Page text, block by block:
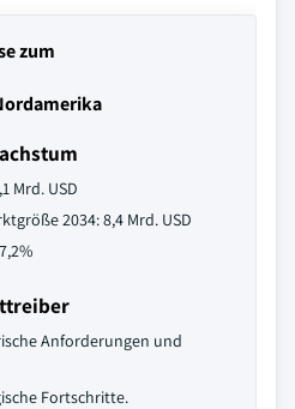
zum
Mrd. USD
2034: 8,4 Mrd. USD
Anforderungen und
Fortschritte.